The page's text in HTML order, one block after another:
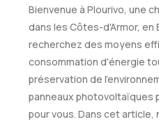
Bienvenue à Plourivo, une
dans les Côtes-d'Armor, en
recherchez des moyens
consommation d'énergie
préservation de
panneaux photovoltaïques
pour vous. Dans cet article,